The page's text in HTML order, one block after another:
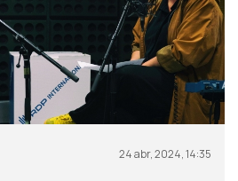
24 abr, 2024, 14:35